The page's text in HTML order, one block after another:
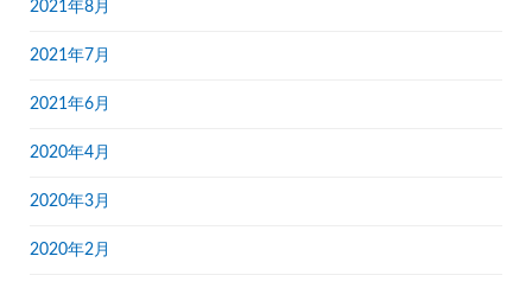
2021年8月
2021年7月
2021年6月
2020年4月
2020年3月
2020年2月